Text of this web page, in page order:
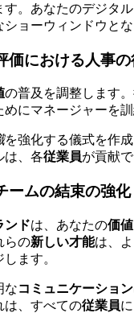
す。あなたのデジタ
ショーウィンドウとな
価における人事の
の普及を調整します
にマネージャーを訓
を強化する儀式を作
は、各従業員が貢献
ームの結束の強化
ンドは、あなたの価値
らの新しい才能は、
ます。
なコミュニケーション
は、すべての従業員